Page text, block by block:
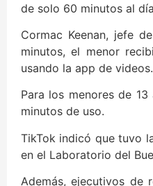
de solo 60 minutos al
Cormac Keenan, jefe
minutos, el menor
usando la app de videos.
Para los menores de
minutos de uso.
TikTok indicó que tuvo
en el Laboratorio del
Además, ejecutivos de